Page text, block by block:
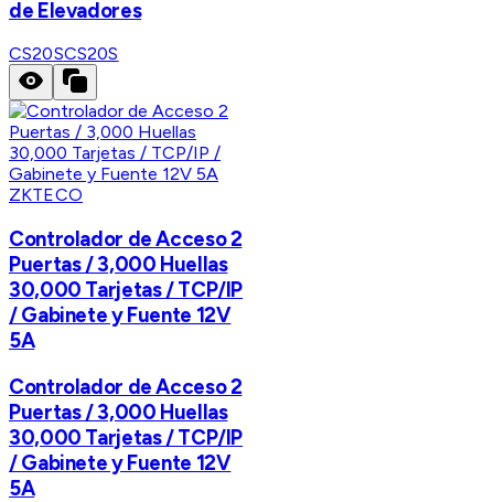
de Elevadores
CS20SCS20S
ZKTECO
Controlador de Acceso 2
Puertas / 3,000 Huellas
30,000 Tarjetas / TCP/IP
/ Gabinete y Fuente 12V
5A
Controlador de Acceso 2
Puertas / 3,000 Huellas
30,000 Tarjetas / TCP/IP
/ Gabinete y Fuente 12V
5A